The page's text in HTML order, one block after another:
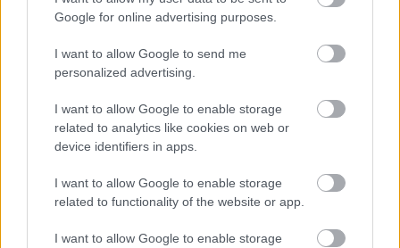
Google for online advertising purposes.
I want to allow Google to send me
personalized advertising.
I want to allow Google to enable storage
related to analytics like cookies on web or
device identifiers in apps.
I want to allow Google to enable storage
related to functionality of the website or app.
I want to allow Google to enable storage
Ακολουθήστε τοinsider.gr στο Google News
και μάθετε
πρώτοι όλες τιςειδήσειςαπό την Ελλάδα και τον κόσμο.